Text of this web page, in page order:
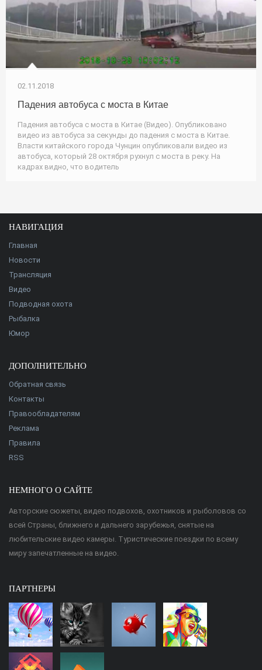
02.11.2018
Падения автобуса с моста в Китае
Падения автобуса с моста в Китае (Видео). Опубликовано
видео из автобуса за секунды до падения с моста в Китае.
Власти китайского города Чунцин опубликовали видео из
автобуса, который 28 октября рухнул с моста в реку. На
кадрах видно, что водитель
НАВИГАЦИЯ
Главная
Новости
Трансляция
Видео
Подводная охота
Рыбалка
Юмор
ДОПОЛНИТЕЛЬНО
Обратная связь
Контакты
Правообладателям
Реклама
Правила
RSS
НЕМНОГО О САЙТЕ
Авторские сюжеты, видео подвохов, охотников и рыболовов со
всей Страны, ближнего и дальнего зарубежья, снятые на
любительские видео камеры. Туристические поездки по всему
миру запечатленные на видео.
ПАРТНЕРЫ